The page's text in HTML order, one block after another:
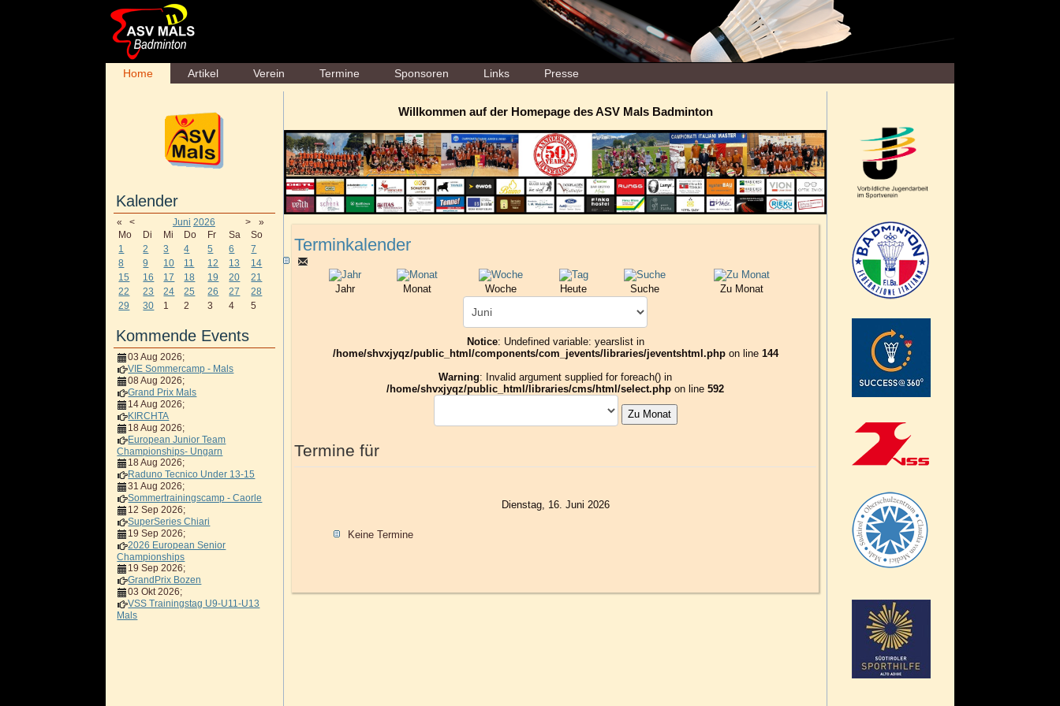
Home Artikel Verein Termine Sponsoren Links Presse
Kalender
« < Juni 2026 >
»
Mo
Di Mi Do Fr Sa
So
1
2 3 4 5 6
7
8
9 10 11 12 13
14
15
16 17 18 19 20
21
22
23 24 25 26 27
28
29
30 1 2 3 4 5
Kommende Events
03 Aug 2026;
VIE Sommercamp - Mals
08 Aug 2026;
Grand Prix Mals
14 Aug 2026;
KIRCHTA
18 Aug 2026;
European Junior Team
Championships- Ungarn
18 Aug 2026;
Raduno Tecnico Under 13-15
31 Aug 2026;
Sommertrainingscamp - Caorle
12 Sep 2026;
SuperSeries Chiari
19 Sep 2026;
2026 European Senior
Championships
19 Sep 2026;
GrandPrix Bozen
03 Okt 2026;
VSS Trainingstag U9-U11-U13
Mals
Willkommen auf der Homepage des ASV Mals Badminton
Terminkalender
Jahr Monat Woche Heute Suche Zu Monat
Notice: Undefined variable: yearslist in
/home/shvxjyqz/public_html/components/com_jevents/libraries/jeventshtml.phpon line 144
Warning: Invalid argument supplied for foreach() in
/home/shvxjyqz/public_html/libraries/cms/html/select.php on line592
Zu Monat
Termine für
Dienstag, 16. Juni 2026
Keine Termine